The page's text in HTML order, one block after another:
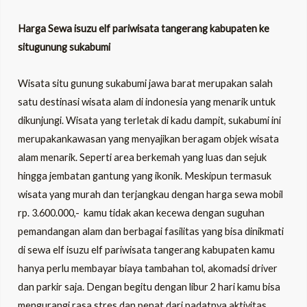
Harga Sewa isuzu elf pariwisata tangerang kabupaten ke
situgunung sukabumi
Wisata situ gunung sukabumi jawa barat merupakan salah
satu destinasi wisata alam di indonesia yang menarik untuk
dikunjungi. Wisata yang terletak di kadu dampit, sukabumi ini
merupakankawasan yang menyajikan beragam objek wisata
alam menarik. Seperti area berkemah yang luas dan sejuk
hingga jembatan gantung yang ikonik. Meskipun termasuk
wisata yang murah dan terjangkau dengan harga sewa mobil
rp. 3.600.000,- kamu tidak akan kecewa dengan suguhan
pemandangan alam dan berbagai fasilitas yang bisa dinikmati
di sewa elf isuzu elf pariwisata tangerang kabupaten kamu
hanya perlu membayar biaya tambahan tol, akomadsi driver
dan parkir saja. Dengan begitu dengan libur 2 hari kamu bisa